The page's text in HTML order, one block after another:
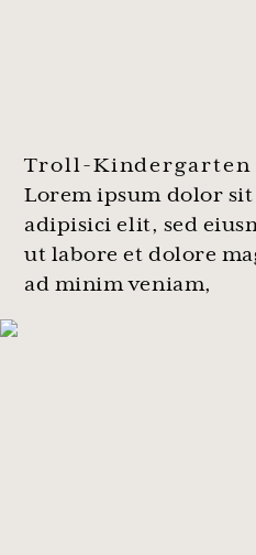
Troll-Kindergarten
Lorem ipsum dolor
adipisici elit, sed
ut labore et dolore
ad minim veniam,